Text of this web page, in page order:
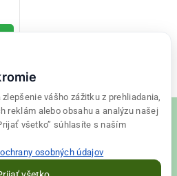
vášho zážitku z prehliadania,
reklám alebo obsahu a analýzu našej
všetko” súhlasíte s naším
osobných údajov